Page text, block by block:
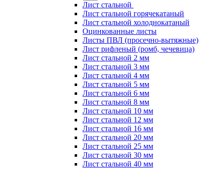
Лист стальной
Лист стальной горячекатаный
Лист стальной холоднокатаный
Оцинкованные листы
Листы ПВЛ (просечно-вытяжные)
Лист рифленый (ромб, чечевица)
Лист стальной 2 мм
Лист стальной 3 мм
Лист стальной 4 мм
Лист стальной 5 мм
Лист стальной 6 мм
Лист стальной 8 мм
Лист стальной 10 мм
Лист стальной 12 мм
Лист стальной 16 мм
Лист стальной 20 мм
Лист стальной 25 мм
Лист стальной 30 мм
Лист стальной 40 мм